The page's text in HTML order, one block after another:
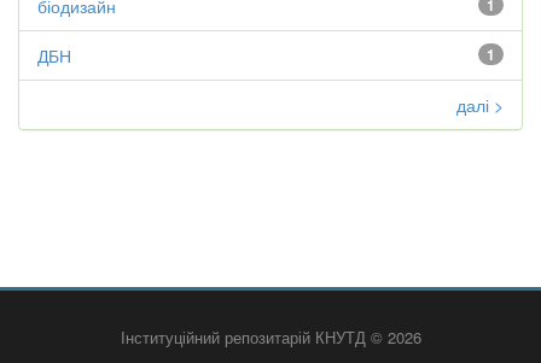
1
біодизайн
1
ДБН
далі >
Інституційний репозитарій КНУТД © 2026